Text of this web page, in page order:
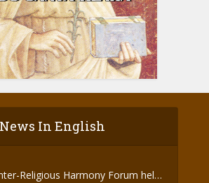
News In English
Religious Harmony Forum held